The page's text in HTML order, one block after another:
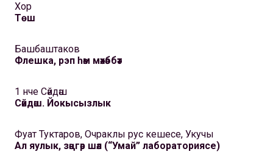
Хор
Төш
Башбаштаков
Флешка, рэп һәм мәхәббәт
1 нче Сәйдәш
Сәйдәш. Йокысызлык
Фуат Туктаров, Очраклы рус кешесе, Укучы
Ал яулык, зәңгәр шәл (“Умай” лабораториясе)